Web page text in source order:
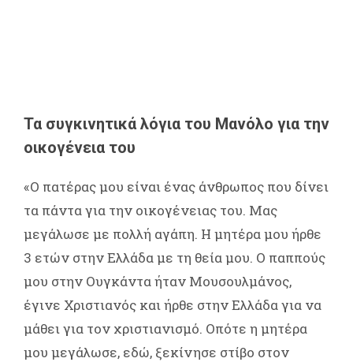
Τα συγκινητικά λόγια του Μανόλο για την
οικογένεια του
«Ο πατέρας μου είναι ένας άνθρωπος που δίνει
τα πάντα για την οικογένειας του. Μας
μεγάλωσε με πολλή αγάπη. Η μητέρα μου ήρθε
3 ετών στην Ελλάδα με τη θεία μου. Ο παππούς
μου στην Ουγκάντα ήταν Μουσουλμάνος,
έγινε Χριστιανός και ήρθε στην Ελλάδα για να
μάθει για τον χριστιανισμό. Οπότε η μητέρα
μου μεγάλωσε, εδώ, ξεκίνησε στίβο στον